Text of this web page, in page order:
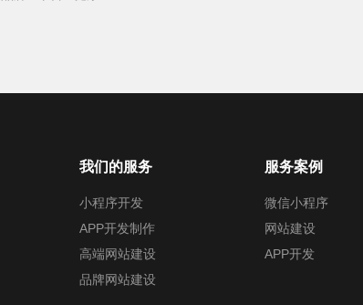
我们的服务
小程序开发
APP开发制作
高端网站建设
品牌网站建设
服务案例
微信小程序
网站建设
APP开发